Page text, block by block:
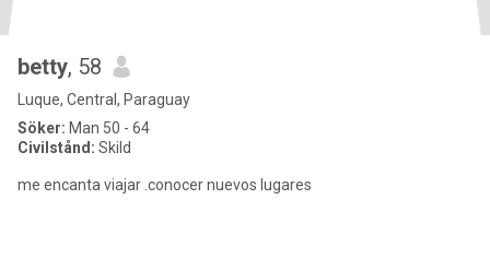
betty, 58
Luque, Central, Paraguay
Söker: Man 50 - 64
Civilstånd: Skild
me encanta viajar .conocer nuevos lugares